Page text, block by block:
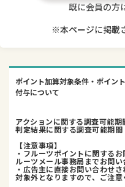
既に会員の方
※本ページに掲載
ポイント加算対象条件・ポイント
付与について
アクションに関する調査可能
判定結果に関する調査可能期
【注意事項】
・フルーツポイントに関する
ルーツメール事務局までお問い
・広告主に直接お問い合わせ
対象外となりますので、ご注意